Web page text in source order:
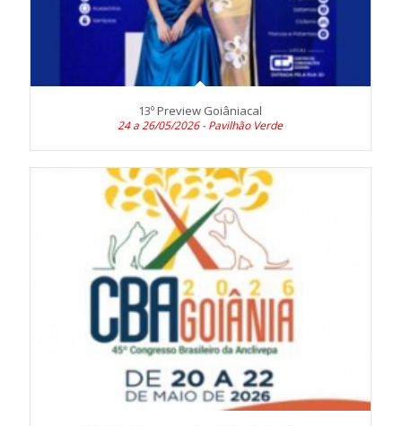
13º Preview Goiâniacal
24 a 26/05/2026 - Pavilhão Verde